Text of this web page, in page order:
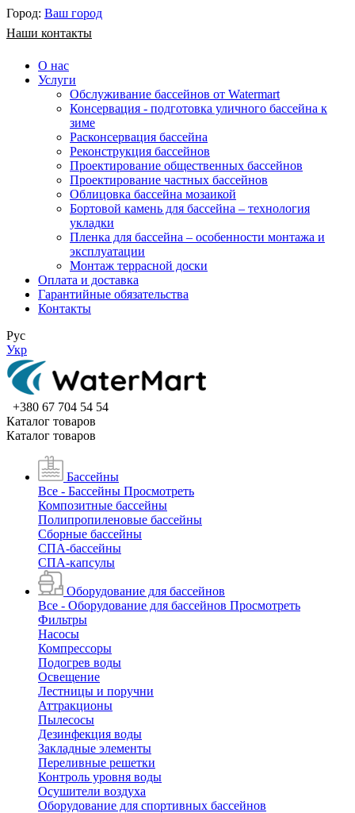
Город: Ваш город
Наши контакты
О нас
Услуги
Обслуживание бассейнов от Watermart
Консервация - подготовка уличного бассейна к
зиме
Расконсервация бассейна
Реконструкция бассейнов
Проектирование общественных бассейнов
Проектирование частных бассейнов
​Облицовка бассейна мозаикой
Бортовой камень для бассейна – технология
укладки
Пленка для бассейна – особенности монтажа и
эксплуатации
Монтаж террасной доски
Оплата и доставка
Гарантийные обязательства
Контакты
Рус
Укр
+380 67 704 54 54
Каталог товаров
Каталог товаров
Бассейны
Все - Бассейны Просмотреть
Композитные бассейны
Полипропиленовые бассейны
Сборные бассейны
СПА-бассейны
СПА-капсулы
Оборудование для бассейнов
Все - Оборудование для бассейнов Просмотреть
Фильтры
Насосы
Компрессоры
Подогрев воды
Освещение
Лестницы и поручни
Аттракционы
Пылесосы
Дезинфекция воды
Закладные элементы
Переливные решетки
Контроль уровня воды
Осушители воздуха
Оборудование для спортивных бассейнов